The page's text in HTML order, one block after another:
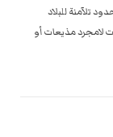
تلآمنة للبلاد
لامجرد مذيعات أو